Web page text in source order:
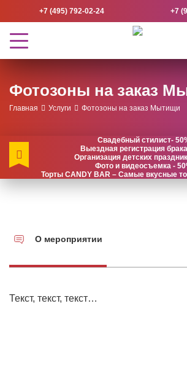
+7 (495) 792-02-24 +7
Фотозоны на заказ
Главная Услуги Фотозоны на заказ Мытищи
Свадебный стилист-
Выездная регистрация
Организация детских
Фото и видеосъемка -
Торты CANDY BAR – Самые вкусные
О мероприятии
Текст, текст, текст…